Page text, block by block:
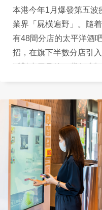
本港今年1月爆發第五波
業界「屍橫遍野」。隨
有48間分店的太平洋酒
招，在旗下半數分店引
訪問時透露，目前生意
來源，追回失去的時光。